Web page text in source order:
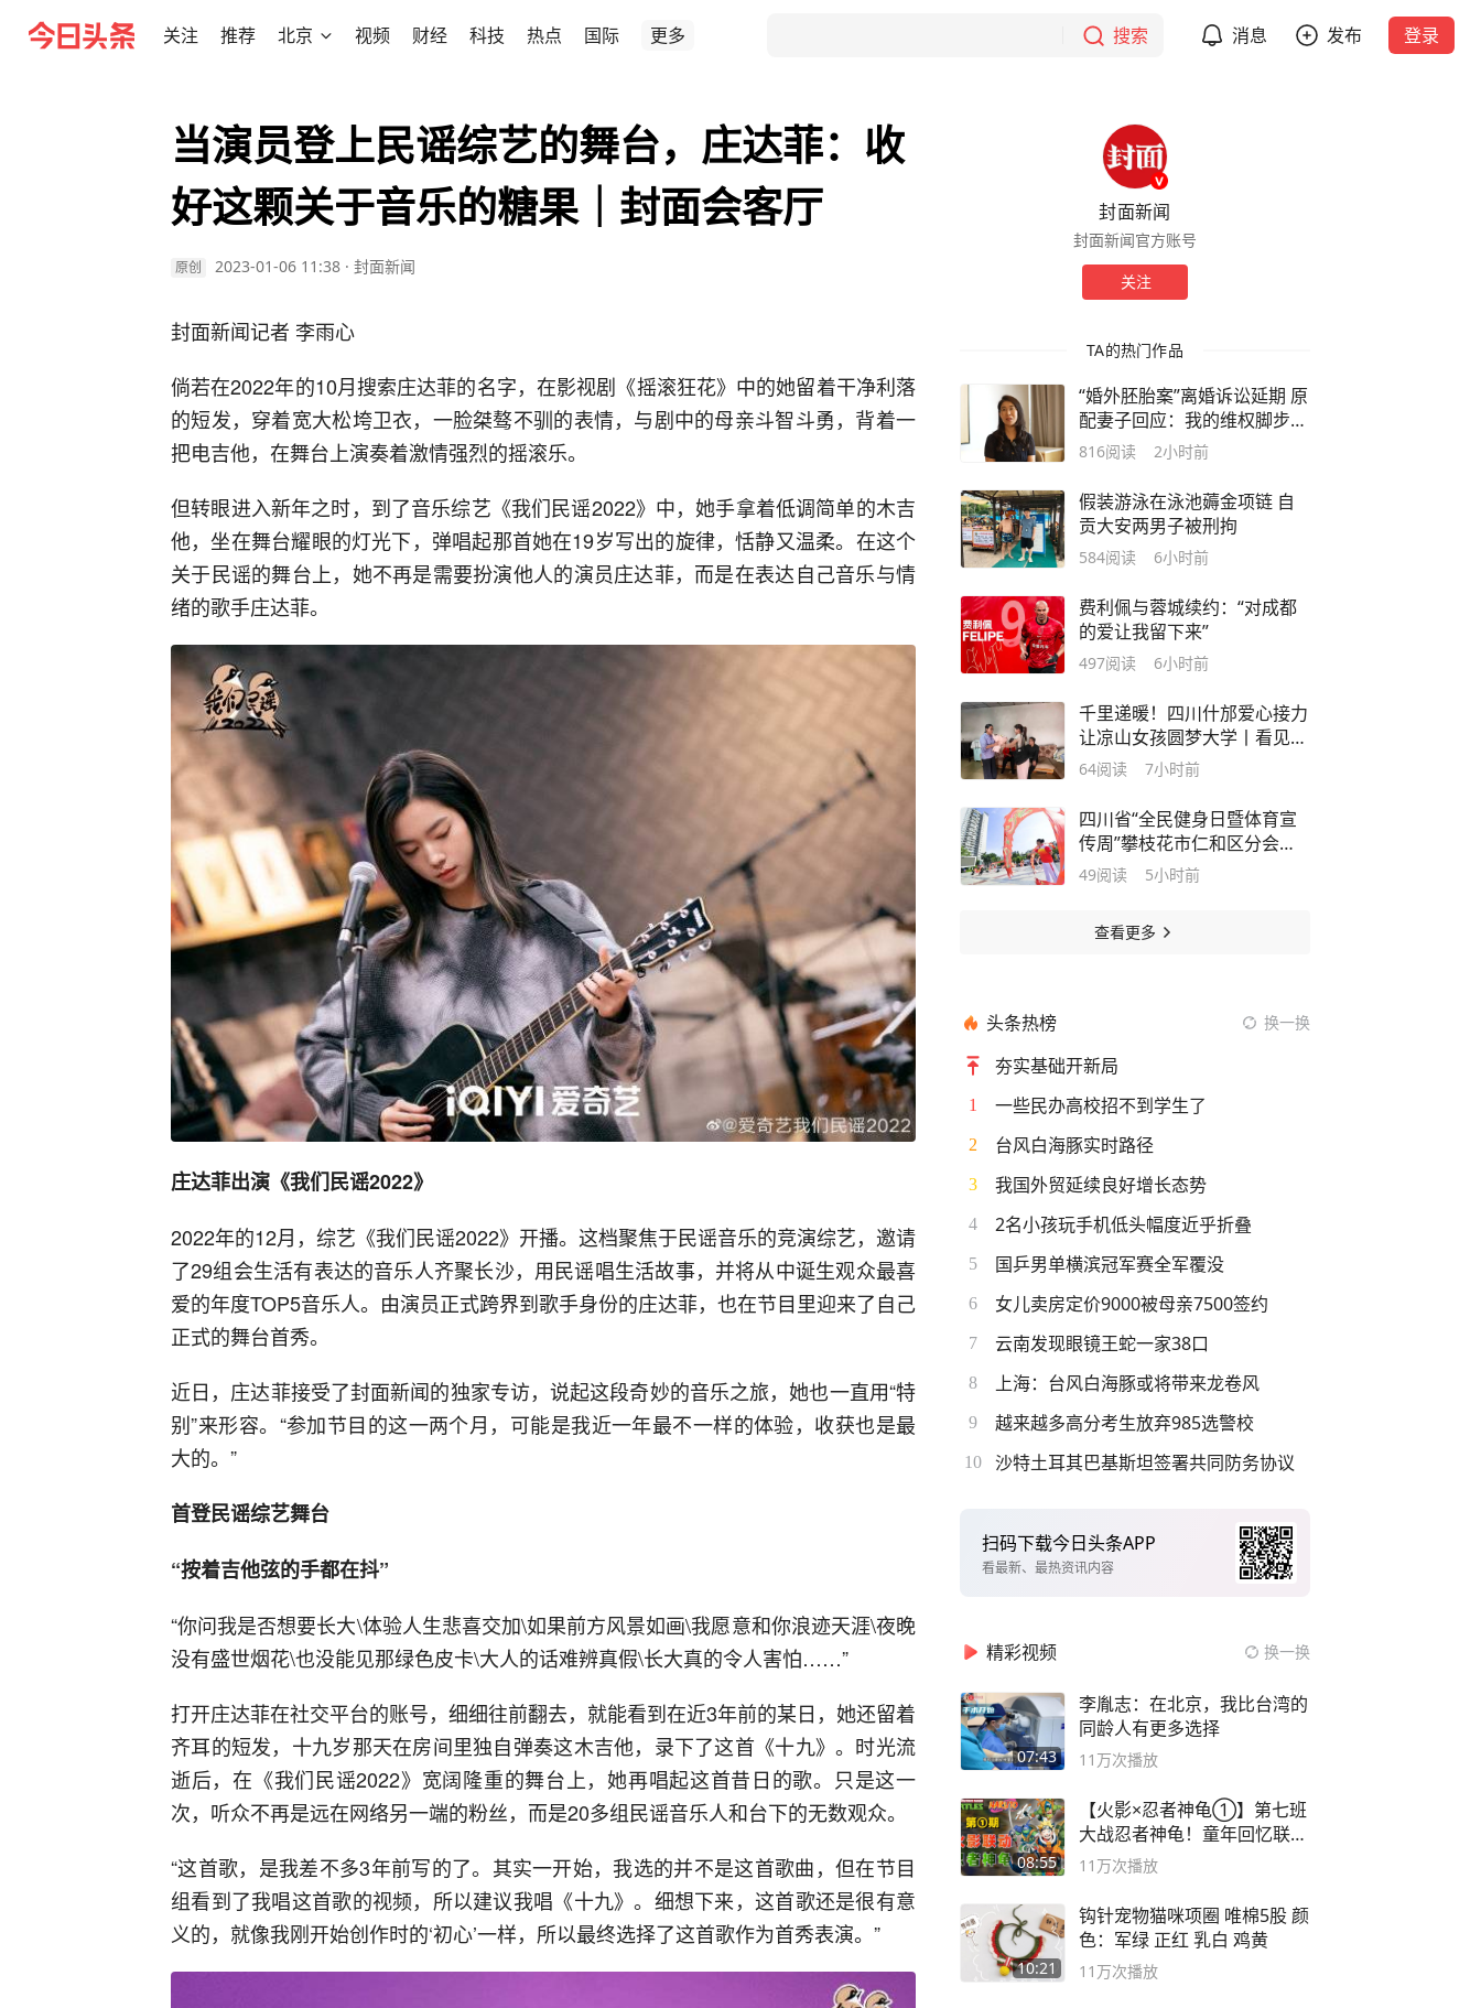
关注 推荐 北京 视频 财经 科技 热点 国际 更多 搜索 消息 发布 登录
当演员登上民谣综艺的舞台，庄达菲：收
好这颗关于音乐的糖果｜封面会客厅
原创 2023-01-06 11:38 · 封面新闻
封面新闻记者 李雨心
倘若在2022年的10月搜索庄达菲的名字，在影视剧《摇滚狂花》中的她留着干净利落
的短发，穿着宽大松垮卫衣，一脸桀骜不驯的表情，与剧中的母亲斗智斗勇，背着一
把电吉他，在舞台上演奏着激情强烈的摇滚乐。
但转眼进入新年之时，到了音乐综艺《我们民谣2022》中，她手拿着低调简单的木吉
他，坐在舞台耀眼的灯光下，弹唱起那首她在19岁写出的旋律，恬静又温柔。在这个
关于民谣的舞台上，她不再是需要扮演他人的演员庄达菲，而是在表达自己音乐与情
绪的歌手庄达菲。
庄达菲出演《我们民谣2022》
2022年的12月，综艺《我们民谣2022》开播。这档聚焦于民谣音乐的竞演综艺，邀请
了29组会生活有表达的音乐人齐聚长沙，用民谣唱生活故事，并将从中诞生观众最喜
爱的年度TOP5音乐人。由演员正式跨界到歌手身份的庄达菲，也在节目里迎来了自己
正式的舞台首秀。
近日，庄达菲接受了封面新闻的独家专访，说起这段奇妙的音乐之旅，她也一直用“特
别”来形容。“参加节目的这一两个月，可能是我近一年最不一样的体验，收获也是最
大的。”
首登民谣综艺舞台
“按着吉他弦的手都在抖”
“你问我是否想要长大\体验人生悲喜交加\如果前方风景如画\我愿意和你浪迹天涯\夜晚
没有盛世烟花\也没能见那绿色皮卡\大人的话难辨真假\长大真的令人害怕……”
打开庄达菲在社交平台的账号，细细往前翻去，就能看到在近3年前的某日，她还留着
齐耳的短发，十九岁那天在房间里独自弹奏这木吉他，录下了这首《十九》。时光流
逝后，在《我们民谣2022》宽阔隆重的舞台上，她再唱起这首昔日的歌。只是这一
次，听众不再是远在网络另一端的粉丝，而是20多组民谣音乐人和台下的无数观众。
“这首歌，是我差不多3年前写的了。其实一开始，我选的并不是这首歌曲，但在节目
组看到了我唱这首歌的视频，所以建议我唱《十九》。细想下来，这首歌还是很有意
义的，就像我刚开始创作时的‘初心’一样，所以最终选择了这首歌作为首秀表演。”
封面新闻
封面新闻官方账号
关注
TA的热门作品
“婚外胚胎案”离婚诉讼延期 原
配妻子回应：我的维权脚步不
会停下
816阅读 2小时前
假装游泳在泳池薅金项链 自
贡大安两男子被刑拘
584阅读 6小时前
费利佩与蓉城续约：“对成都
的爱让我留下来”
497阅读 6小时前
千里递暖！四川什邡爱心接力
让凉山女孩圆梦大学丨看见正
能量
64阅读 7小时前
四川省“全民健身日暨体育宣
传周”攀枝花市仁和区分会场
系列活动启幕
49阅读 5小时前
查看更多
头条热榜 换一换
夯实基础开新局
1 一些民办高校招不到学生了
2 台风白海豚实时路径
3 我国外贸延续良好增长态势
4 2名小孩玩手机低头幅度近乎折叠
5 国乒男单横滨冠军赛全军覆没
6 女儿卖房定价9000被母亲7500签约
7 云南发现眼镜王蛇一家38口
8 上海：台风白海豚或将带来龙卷风
9 越来越多高分考生放弃985选警校
10 沙特土耳其巴基斯坦签署共同防务协议
扫码下载今日头条APP
看最新、最热资讯内容
精彩视频 换一换
07:43
李胤志：在北京，我比台湾的
同龄人有更多选择
11万次播放
08:55
【火影×忍者神龟①】第七班
大战忍者神龟！童年回忆联动
论武？
11万次播放
10:21
钩针宠物猫咪项圈 唯棉5股 颜
色：军绿 正红 乳白 鸡黄
11万次播放